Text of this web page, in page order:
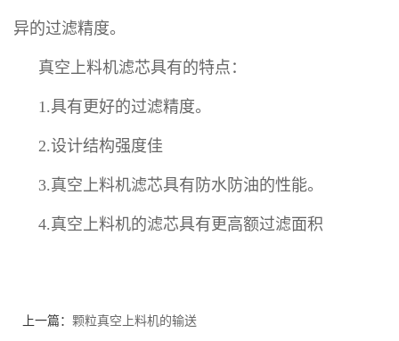
异的过滤精度。
真空上料机滤芯具有的特点：
1.具有更好的过滤精度。
2.设计结构强度佳
3.真空上料机滤芯具有防水防油的性能。
4.真空上料机的滤芯具有更高额过滤面积
上一篇： 颗粒真空上料机的输送